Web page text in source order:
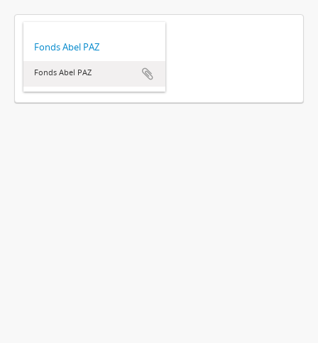
Fonds Abel PAZ
Fonds Abel PAZ